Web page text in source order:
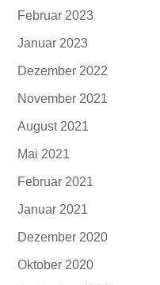
Februar 2023
Januar 2023
Dezember 2022
November 2021
August 2021
Mai 2021
Februar 2021
Januar 2021
Dezember 2020
Oktober 2020